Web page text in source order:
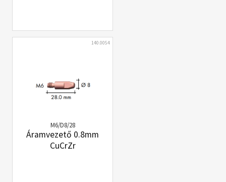
140.0054
M6/D8/28
Áramvezető 0.8mm
CuCrZr